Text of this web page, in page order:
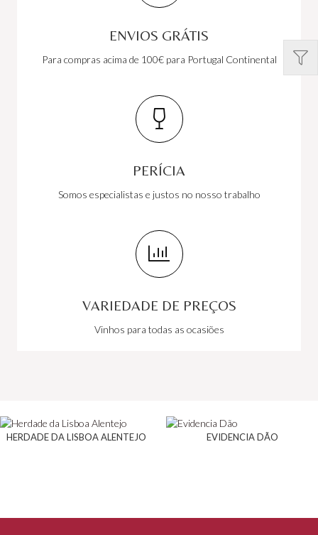
ENVIOS GRÁTIS
Para compras acima de 100€ para Portugal Continental
PERÍCIA
Somos especialistas e justos no nosso trabalho
VARIEDADE DE PREÇOS
Vinhos para todas as ocasiões
HERDADE DA LISBOA ALENTEJO EVIDENCIA DÃO